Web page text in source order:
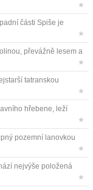
★
části Spiše je
★
převážně lesem a
★
tatranskou
★
hřebene, leží
★
pozemní lanovkou
★
nejvýše položená
★